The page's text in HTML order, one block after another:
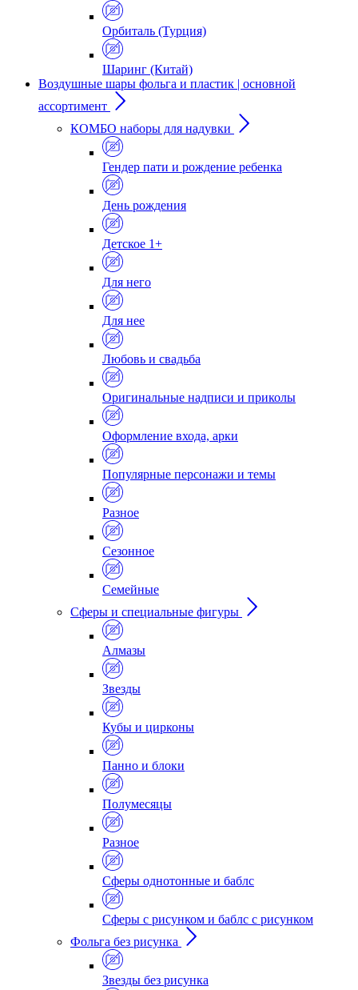
Орбиталь (Турция)
Шаринг (Китай)
Воздушные шары фольга и пластик | основной
ассортимент
КОМБО наборы для надувки
Гендер пати и рождение ребенка
День рождения
Детское 1+
Для него
Для нее
Любовь и свадьба
Оригинальные надписи и приколы
Оформление входа, арки
Популярные персонажи и темы
Разное
Сезонное
Семейные
Сферы и специальные фигуры
Алмазы
Звезды
Кубы и цирконы
Панно и блоки
Полумесяцы
Разное
Сферы однотонные и баблс
Сферы с рисунком и баблс с рисунком
Фольга без рисунка
Звезды без рисунка